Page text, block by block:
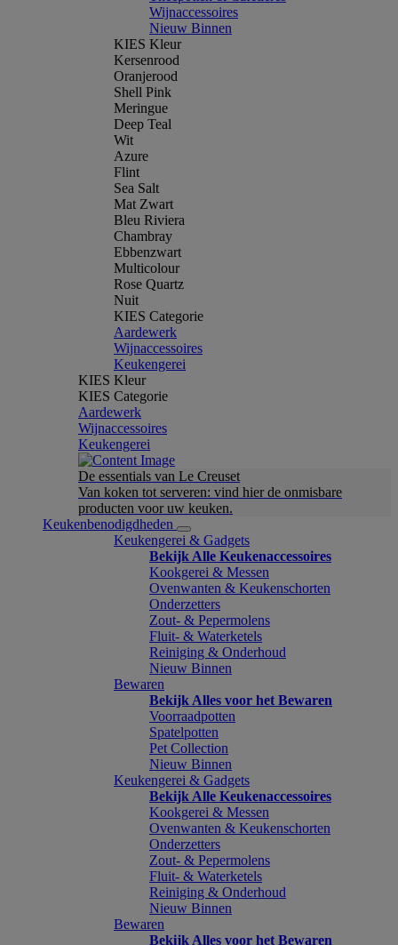
Wijnaccessoires
Nieuw Binnen
KIES Kleur
Kersenrood
Oranjerood
Shell Pink
Meringue
Deep Teal
Wit
Azure
Flint
Sea Salt
Mat Zwart
Bleu Riviera
Chambray
Ebbenzwart
Multicolour
Rose Quartz
Nuit
KIES Categorie
Aardewerk
Wijnaccessoires
Keukengerei
KIES Kleur
KIES Categorie
Aardewerk
Wijnaccessoires
Keukengerei
De essentials van Le Creuset
Van koken tot serveren: vind hier de onmisbare
producten voor uw keuken.
Keukenbenodigdheden
Keukengerei & Gadgets
Bekijk Alle Keukenaccessoires
Kookgerei & Messen
Ovenwanten & Keukenschorten
Onderzetters
Zout- & Pepermolens
Fluit- & Waterketels
Reiniging & Onderhoud
Nieuw Binnen
Bewaren
Bekijk Alles voor het Bewaren
Voorraadpotten
Spatelpotten
Pet Collection
Nieuw Binnen
Keukengerei & Gadgets
Bekijk Alle Keukenaccessoires
Kookgerei & Messen
Ovenwanten & Keukenschorten
Onderzetters
Zout- & Pepermolens
Fluit- & Waterketels
Reiniging & Onderhoud
Nieuw Binnen
Bewaren
Bekijk Alles voor het Bewaren